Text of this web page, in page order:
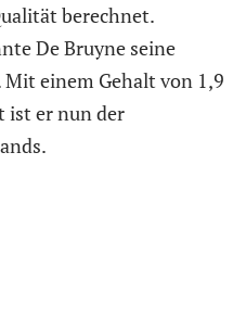
berechnet.
De Bruyne seine
einem Gehalt von 1,9
ist er nun der